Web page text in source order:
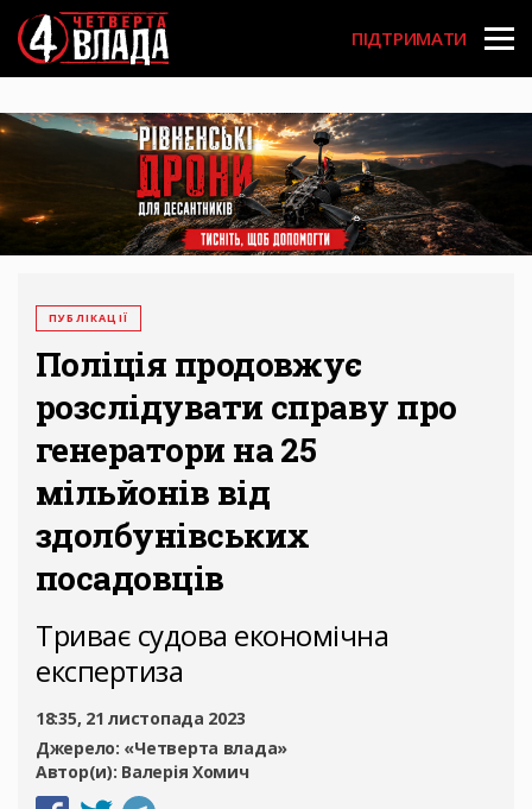
Перейти
до
основного
вмісту
User
account
menu
ПІДТРИМАТИ
ПУБЛІКАЦІЇ
Поліція продовжує
розслідувати справу про
генератори на 25
мільйонів від
здолбунівських
посадовців
Триває судова економічна
експертиза
18:35, 21 листопада 2023
Джерело: «Четверта влада»
Автор(и): Валерія Хомич